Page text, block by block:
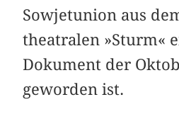
Sowjetunion aus
theatralen »Sturm«
Dokument der
geworden ist.